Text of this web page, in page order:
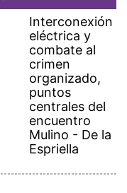
Interconexión
eléctrica y
combate al
crimen
organizado,
puntos
centrales del
encuentro
Mulino - De la
Espriella